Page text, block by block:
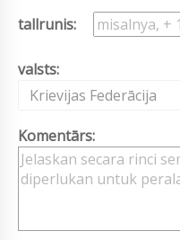
tallrunis:
valsts:
Krievijas Federācija
Komentārs: